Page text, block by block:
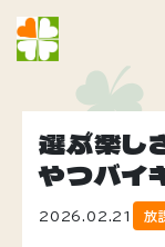
選ぶ楽し
やつバイ
2026.02.21 放